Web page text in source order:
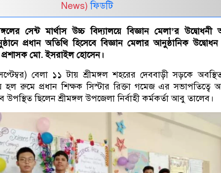
News) ফিডটি
সেন্ট মার্থাস উচ্চ বিদ্যালয়ে বিজ্ঞান মেলা’র উদ্বোধনী
প্রধান অতিথি হিসেবে বিজ্ঞান মেলার আনুষ্ঠানিক
মো. ইসরাইল হোসেন।
বেলা ১১ টায় শ্রীমঙ্গল শহরের দেববাড়ী সড়কে
হল রুমে প্রধান শিক্ষক সিস্টার রিক্তা গমেজ এর সভাপতিত্বে
উপস্থিত ছিলেন শ্রীমঙ্গল উপজেলা নির্বাহী কর্মকর্তা আবু তালেব।